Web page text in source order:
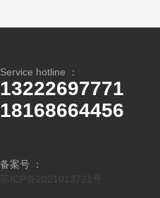
Service hotline ：
13222697771
18168664456
备案号 ：